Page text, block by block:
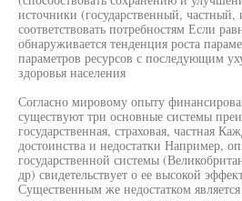
источники (государственный,
соответствовать потребностям Если
обнаруживается тенденция роста
параметров ресурсов с последующим
здоровья населения
Согласно мировому опыту
существуют три основные системы
государственная, страховая, частная
достоинства и недостатки Например,
государственной системы
др) свидетельствует о ее высокой
Существенным же недостатком